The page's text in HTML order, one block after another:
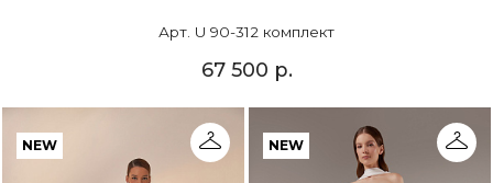
Арт. U 90-312 комплект
67 500 р.
NEW NEW